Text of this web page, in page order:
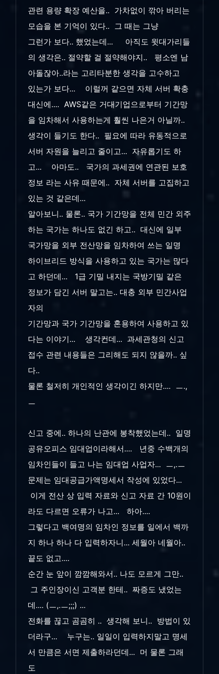
관련 용량 확장 예산을.. 가차없이 깎아 버리는
모습을 본 기억이 있다.. 그 때는 그냥
그런가 보다.. 했었는데... 아직도 윗대가리들
의 생각은.. 절약할 걸 절약해야지.. 평소엔 남
아돌잖아..라는 고리타분한 생각을 고수하고
있는가 보다... 이럴꺼 같으면 자체 서버 확충
대신에.... AWS같은 거대기업으로부터 기간망
을 임차해서 사용하는게 훨씬 나은거 아닐까..
생각이 들기도 한다.. 필요에 따라 유동적으로
서버 자원을 늘리고 줄이고... 자유롭기도 하
고... 아마도.. 국가의 과세권에 연관된 보호
정보 라는 사유 때문에.. 자체 서버를 고집하고
있는 것 같은데...
알아보니.. 물론.. 국가 기간망을 전체 민간 외주
하는 국가는 하나도 없긴 하고.. 대신에 일부
국가망을 외부 전산망을 임차하여 쓰는 일명
하이브리드 방식을 사용하고 있는 국가는 많다
고 하던데... 1급 기밀 내지는 국방기밀 같은
정보가 담긴 서버 말고는.. 대충 외부 민간사업
자의
기간망과 국가 기간망을 혼용하여 사용하고 있
다는 이야기... 생각컨데... 과세관청의 신고
접수 관련 내용들은 그리해도 되지 않을까.. 싶
다..
물론 철저히 개인적인 생각이긴 하지만.... ㅡ.,
ㅡ
신고 중에.. 하나의 난관에 봉착했었는데.. 일명
공유오피스 임대업이라해서.... 년중 수백개의
임차인들이 들고 나는 임대업 사업자... ㅡ,.ㅡ
문제는 임대공급가액명세서 작성에 있었다...
이게 전산 상 입력 자료와 신고 자료 간 10원이
라도 다르면 오류가 나고... 하아....
그렇다고 백여명의 임차인 정보를 일에서 백까
지 하나 하나 다 입력하자니... 세월아 네월아..
끝도 없고....
순간 눈 앞이 깜깜해와서.. 나도 모르게 그만..
그 주인장이신 고객분 한테.. 짜증도 냈었는
데.... (ㅡ,.ㅡ;;;) ...
전화를 끊고 곰곰히 .. 생각해 보니.. 방법이 있
더라구... 누구는.. 일일이 입력하지말고 명세
서 만큼은 서면 제출하라던데... 머 물론 그래
도